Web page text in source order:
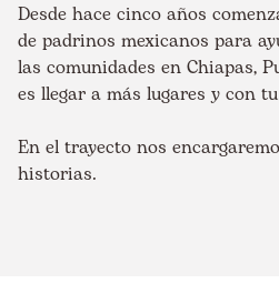
Desde hace cinco años
de padrinos mexicanos para
las comunidades en Chiapas,
es llegar a más lugares y con
En el trayecto nos
historias.